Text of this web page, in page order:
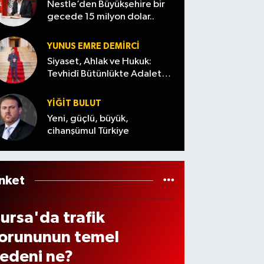
bakın
yaptıl
ar
alarm
geçti
Nestle’den Büyükşehire bir
gecede 15 milyon dolar..
YUNUS EMRE DEMIRCI
Siyaset, Ahlak ve Hukuk:
Tevhidî Bütünlükte Adalet
YİĞİT BULUT
Yeni, güçlü, büyük,
cihanşümul Türkiye
trafik
temel
ne?